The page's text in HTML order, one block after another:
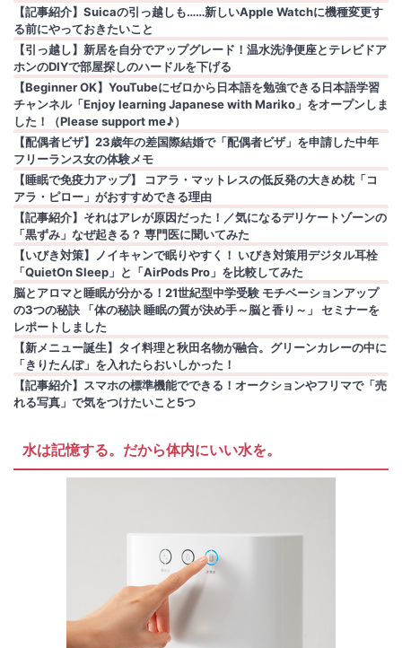
【記事紹介】Suicaの引っ越しも……新しいApple Watchに機種変更す
る前にやっておきたいこと
【引っ越し】新居を自分でアップグレード！温水洗浄便座とテレビドア
ホンのDIYで部屋探しのハードルを下げる
【Beginner OK】YouTubeにゼロから日本語を勉強できる日本語学習
チャンネル「Enjoy learning Japanese with Mariko」をオープンしま
した！（Please support me♪）
【配偶者ビザ】23歳年の差国際結婚で「配偶者ビザ」を申請した中年
フリーランス女の体験メモ
【睡眠で免疫力アップ】 コアラ・マットレスの低反発の大きめ枕「コ
アラ・ピロー」がおすすめできる理由
【記事紹介】それはアレが原因だった！／気になるデリケートゾーンの
「黒ずみ」なぜ起きる？ 専門医に聞いてみた
【いびき対策】ノイキャンで眠りやすく！ いびき対策用デジタル耳栓
「QuietOn Sleep」と「AirPods Pro」を比較してみた
脳とアロマと睡眠が分かる！21世紀型中学受験 モチベーションアップ
の3つの秘訣 「体の秘訣 睡眠の質が決め手～脳と香り～」 セミナーを
レポートしました
【新メニュー誕生】タイ料理と秋田名物が融合。グリーンカレーの中に
「きりたんぽ」を入れたらおいしかった！
【記事紹介】スマホの標準機能でできる！オークションやフリマで「売
れる写真」で気をつけたいこと5つ
水は記憶する。だから体内にいい水を。